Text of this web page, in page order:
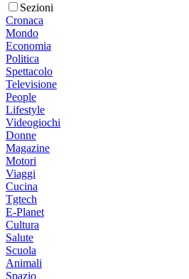
Sezioni
Cronaca
Mondo
Economia
Politica
Spettacolo
Televisione
People
Lifestyle
Videogiochi
Donne
Magazine
Motori
Viaggi
Cucina
Tgtech
E-Planet
Cultura
Salute
Scuola
Animali
Spazio